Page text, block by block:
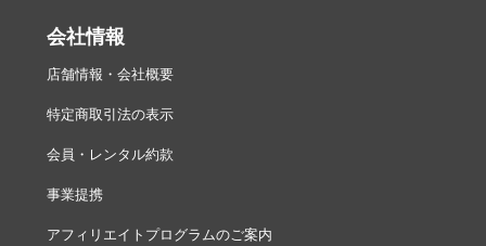
会社情報
店舗情報・会社概要
特定商取引法の表示
会員・レンタル約款
事業提携
アフィリエイトプログラムのご案内